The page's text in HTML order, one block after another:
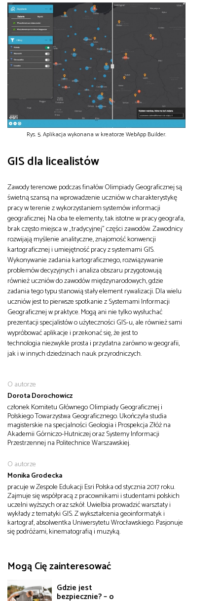
Rys. 5. Aplikacja wykonana w kreatorze WebApp Builder.
GIS dla licealistów
Zawody terenowe podczas finałów Olimpiady Geograficznej są
świetną szansą na wprowadzenie uczniów w charakterystykę
pracy w terenie z wykorzystaniem systemów informacji
geograficznej. Na oba te elementy, tak istotne w pracy geografa,
brak często miejsca w „tradycyjnej” części zawodów. Zawodnicy
rozwijają myślenie analityczne, znajomość konwencji
kartograficznej i umiejętność pracy z systemami GIS.
Wykonywanie zadania kartograficznego, rozwiązywanie
problemów decyzyjnych i analiza obszaru przygotowują
również uczniów do zawodów międzynarodowych, gdzie
zadania tego typu stanowią stały element rywalizacji. Dla wielu
uczniów jest to pierwsze spotkanie z Systemami Informacji
Geograficznej w praktyce. Mogą ani nie tylko wysłuchać
prezentacji specjalistów o użyteczności GIS-u, ale również sami
wypróbować aplikacje i przekonać się, że jest to
technologia niezwykle prosta i przydatna zarówno w geografii,
jak i w innych dziedzinach nauk przyrodniczych.
O autorze
Dorota Dorochowicz
członek Komitetu Głównego Olimpiady Geograficznej i
Polskiego Towarzystwa Geograficznego. Ukończyła studia
magisterskie na specjalności Geologia i Prospekcja Złóż na
Akademii Górniczo-Hutniczej oraz Systemy Informacji
Przestrzennej na Politechnice Warszawskiej.
O autorze
Monika Grodecka
pracuje w Zespole Edukacji Esri Polska od stycznia 2017 roku.
Zajmuje się współpracą z pracownikami i studentami polskich
uczelni wyższych oraz szkół. Uwielbia prowadzić warsztaty i
wykłady z tematyki GIS. Z wykształcenia geoinformatyk i
kartograf, absolwentka Uniwersytetu Wrocławskiego. Pasjonuje
się podróżami, kinematografią i muzyką.
Mogą Cię zainteresować
Gdzie jest
bezpiecznie? – o